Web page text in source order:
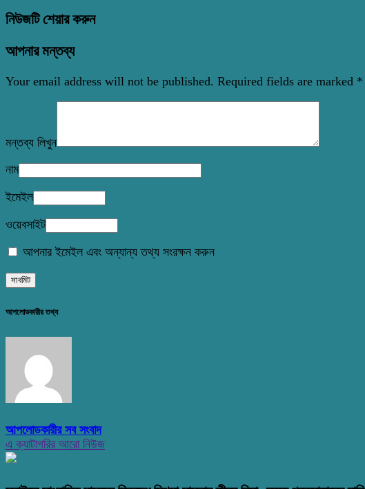
নিউজটি শেয়ার করুন
আপনার মন্তব্য
Your email address will not be published. Required fields are marked *
মন্তব্য লিখুন
নাম
ইমেইল
ওয়েবসাইট
আপনার ইমেইল এবং অন্যান্য তথ্য সংরক্ষন করুন
আপলোডকারীর তথ্য
আপলোডকারীর সব সংবাদ
এ ক্যাটাগরির আরো নিউজ